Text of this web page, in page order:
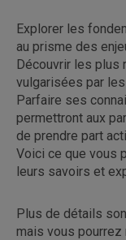
Explorer les
au prisme des
Découvrir les plus
vulgarisées par
Parfaire ses
permettront aux
de prendre part
Voici ce que vous
leurs savoirs et
Plus de détails
mais vous pourrez